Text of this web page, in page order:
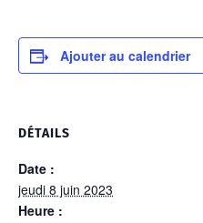
Ajouter au calendrier
DÉTAILS
Date :
jeudi 8 juin 2023
Heure :